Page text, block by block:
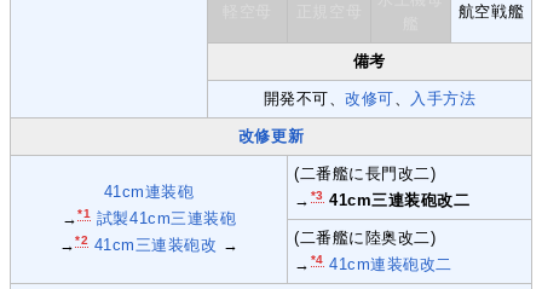
航空戦艦
備考
開発不可、改修可 入手方法
改修更新
41cm連装砲
→*1
試製41cm三連装砲
→*2 41cm三連装砲改 →
(二番艦に長門改二)
→ *3 41cm三連装砲改二
(二番艦に陸奥改二)
→ *4 41cm連装砲改二